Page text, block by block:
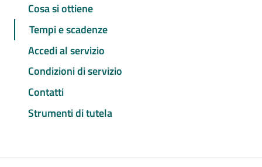
Cosa si ottiene
Tempi e scadenze
Accedi al servizio
Condizioni di servizio
Contatti
Strumenti di tutela